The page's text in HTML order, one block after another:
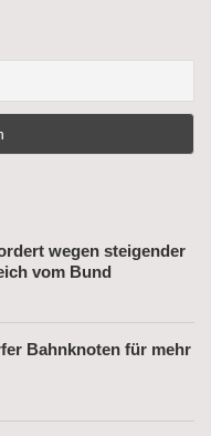
wegen steigender
vom Bund
Bahnknoten für mehr